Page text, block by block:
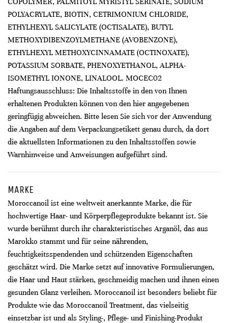
POLYACRYLATE, BIOTIN, CETRIMONIUM CHLORIDE,
ETHYLHEXYL SALICYLATE (OCTISALATE), BUTYL
METHOXYDIBENZOYLMETHANE (AVOBENZONE),
ETHYLHEXYL METHOXYCINNAMATE (OCTINOXATE),
POTASSIUM SORBATE, PHENOXYETHANOL, ALPHA-
ISOMETHYL IONONE, LINALOOL. MOCEC02
Haftungsausschluss: Die Inhaltsstoffe in den von Ihnen
erhaltenen Produkten können von den hier angegebenen
geringfügig abweichen. Bitte lesen Sie sich vor der Anwendung
die Angaben auf dem Verpackungsetikett genau durch, da dort
die aktuellsten Informationen zu den Inhaltsstoffen sowie
Warnhinweise und Anweisungen aufgeführt sind.
MARKE
Moroccanoil ist eine weltweit anerkannte Marke, die für
hochwertige Haar- und Körperpflegeprodukte bekannt ist. Sie
wurde berühmt durch ihr charakteristisches Arganöl, das aus
Marokko stammt und für seine nährenden,
feuchtigkeitsspendenden und schützenden Eigenschaften
geschätzt wird. Die Marke setzt auf innovative Formulierungen,
die Haar und Haut stärken, geschmeidig machen und ihnen einen
gesunden Glanz verleihen. Moroccanoil ist besonders beliebt für
Produkte wie das Moroccanoil Treatment, das vielseitig
einsetzbar ist und als Styling-, Pflege- und Finishing-Produkt